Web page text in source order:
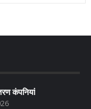
कंपनियां